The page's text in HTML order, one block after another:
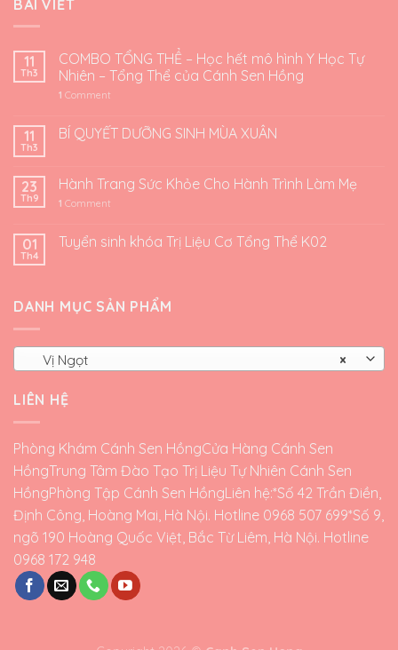
BÀI VIẾT
11
Th3
COMBO TỔNG THỂ – Học hết mô hình Y Học Tự
Nhiên – Tổng Thể của Cánh Sen Hồng
1 Comment
11
Th3
BÍ QUYẾT DƯỠNG SINH MÙA XUÂN
23
Th9
Hành Trang Sức Khỏe Cho Hành Trình Làm Mẹ
1 Comment
01
Th4
Tuyển sinh khóa Trị Liệu Cơ Tổng Thể K02
DANH MỤC SẢN PHẨM
×
Vị Ngọt
LIÊN HỆ
Phòng Khám Cánh Sen HồngCửa Hàng Cánh Sen
HồngTrung Tâm Đào Tạo Trị Liệu Tự Nhiên Cánh Sen
HồngPhòng Tập Cánh Sen HồngLiên hệ:*Số 42 Trần Điền,
Định Công, Hoàng Mai, Hà Nội. Hotline 0968 507 699*Số 9,
ngõ 190 Hoàng Quốc Việt, Bắc Từ Liêm, Hà Nội. Hotline
0968 172 948